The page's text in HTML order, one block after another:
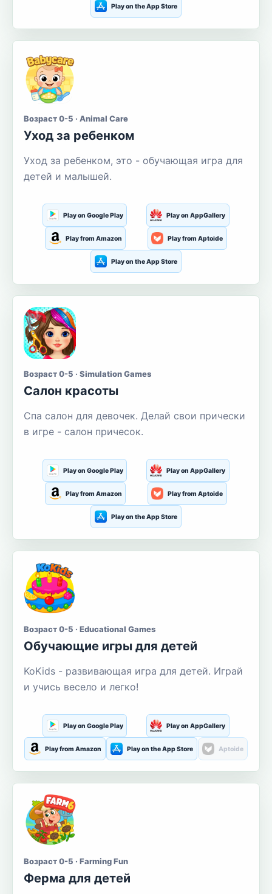
Play on the App Store
Возраст 0-5 · Animal Care
Уход за ребенком
Уход за ребенком, это - обучающая игра для
детей и малышей.
Play on Google Play Play on AppGallery
Play from Amazon Play from Aptoide
Play on the App Store
Возраст 0-5 · Simulation Games
Салон красоты
Спа салон для девочек. Делай свои прически
в игре - салон причесок.
Play on Google Play Play on AppGallery
Play from Amazon Play from Aptoide
Play on the App Store
Возраст 0-5 · Educational Games
Обучающие игры для детей
KoKids - развивающая игра для детей. Играй
и учись весело и легко!
Play on Google Play Play on AppGallery
Play from Amazon Play on the App Store Aptoide
Возраст 0-5 · Farming Fun
Ферма для детей